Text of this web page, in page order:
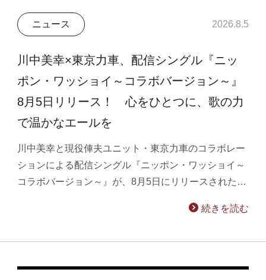
ニュース 2026.8.5
川中美幸×東京力車、配信シングル『ニッ
ポン・ワッショイ～コラボバージョン～』
8月5日リリース！ 心をひとつに、歌の力
で温かなエールを
川中美幸と現役俥夫ユニット・東京力車のコラボレー
ションによる配信シングル『ニッポン・ワッショイ～
コラボバージョン～』が、8月5日にリリースされた…
続きを読む